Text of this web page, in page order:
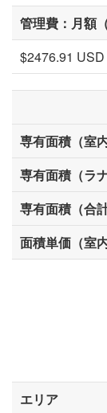
管理費：月額
$2476.91 USD
専有面積（室内
専有面積（ラ
専有面積（合計
面積単価（室
エリア